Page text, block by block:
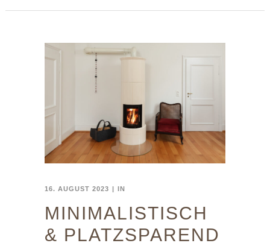
16. AUGUST 2023 IN
MINIMALISTISCH
& PLATZSPAREND